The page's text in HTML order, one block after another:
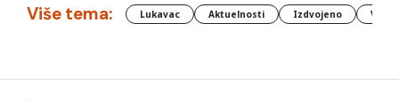
Više tema: Lukavac Aktuelnosti Izdvojeno